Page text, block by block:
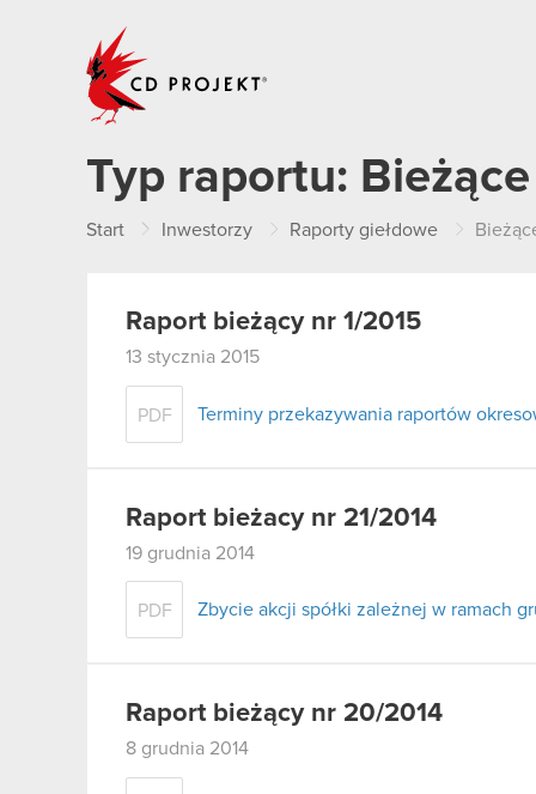
Typ raportu: Bieżące
Start Inwestorzy Raporty giełdowe
Raport bieżący nr 1/2015
13 stycznia 2015
PDF Terminy przekazywania raportów
Raport bieżacy nr 21/2014
19 grudnia 2014
PDF Zbycie akcji spółki zależnej w ramach
Raport bieżący nr 20/2014
8 grudnia 2014